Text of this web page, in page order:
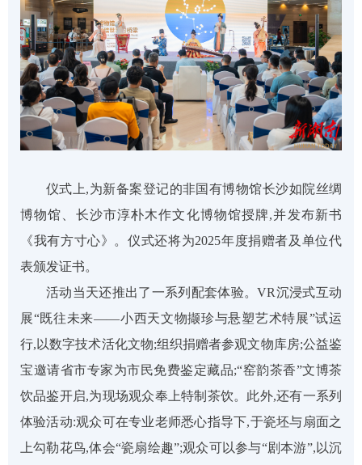
仪式上,为新备案登记的非国有博物馆长沙如院丝绸
博物馆、长沙市淳朴木作文化博物馆授牌,并发布新书
《我有方寸心》。仪式还将为2025年度捐赠者及单位代
表颁发证书。
活动当天还推出了一系列配套体验。VR沉浸式互动
展“既往未来——小西天文物撷珍与悬塑艺术特展”试运
行,以数字技术活化文物;组织捐赠者参观文物库房;公益鉴
宝邀请省市专家为市民免费鉴定藏品;“窑韵茶香”文博茶
饮品鉴开启,为现场观众奉上特制茶饮。此外,还有一系列
体验活动:观众可在专业老师悉心指导下,于瓷坯与扇面之
上勾勒花鸟,体会“瓷扇绘趣”;观众可以参与“剧本游”,以沉